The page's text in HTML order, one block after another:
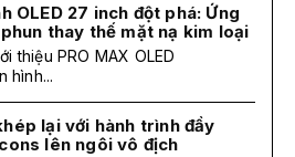
OLED 27 inch đột phá: Ứng
thay thế mặt nạ kim loại
thiệu PRO MAX OLED
hình...
lại với hành trình đầy
lên ngôi vô địch